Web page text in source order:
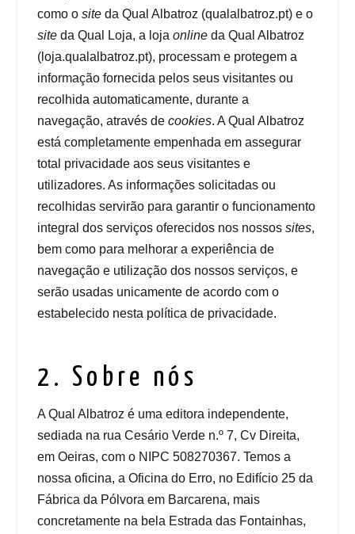
como osite da Qual Albatroz (qualalbatroz.pt) e o
site da Qual Loja, a lojaonline da Qual Albatroz
(loja.qualalbatroz.pt), processam e protegem a
informação fornecida pelos seus visitantes ou
recolhida automaticamente, durante a
navegação, através decookies. A Qual Albatroz
está completamente empenhada em assegurar
total privacidade aos seus visitantes e
utilizadores. As informações solicitadas ou
recolhidas servirão para garantir o funcionamento
integral dos serviços oferecidos nos nossossites,
bem como para melhorar a experiência de
navegação e utilização dos nossos serviços, e
serão usadas unicamente de acordo com o
estabelecido nesta política de privacidade.
2. Sobre nós
A Qual Albatroz é uma editora independente,
sediada na rua Cesário Verde n.º 7, Cv Direita,
em Oeiras, com o NIPC 508270367. Temos a
nossa oficina, a Oficina do Erro, no Edifício 25 da
Fábrica da Pólvora em Barcarena, mais
concretamente na bela Estrada das Fontainhas,